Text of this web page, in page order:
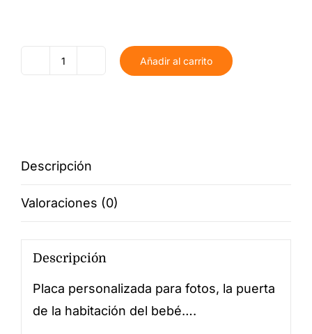
Añadir al carrito
Descripción
Valoraciones (0)
Descripción
Placa personalizada para fotos, la puerta
de la habitación del bebé….